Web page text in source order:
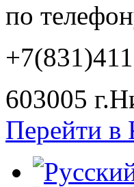
по
603005
Перейти в